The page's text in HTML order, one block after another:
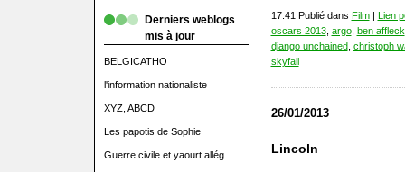
Derniers weblogs
mis à jour
BELGICATHO
l'information nationaliste
XYZ, ABCD
Les papotis de Sophie
Guerre civile et yaourt allég...
17:41 Publié dans Film| Lien
oscars 2013, argo, ben affleck
django unchained, christoph
skyfall
26/01/2013
Lincoln